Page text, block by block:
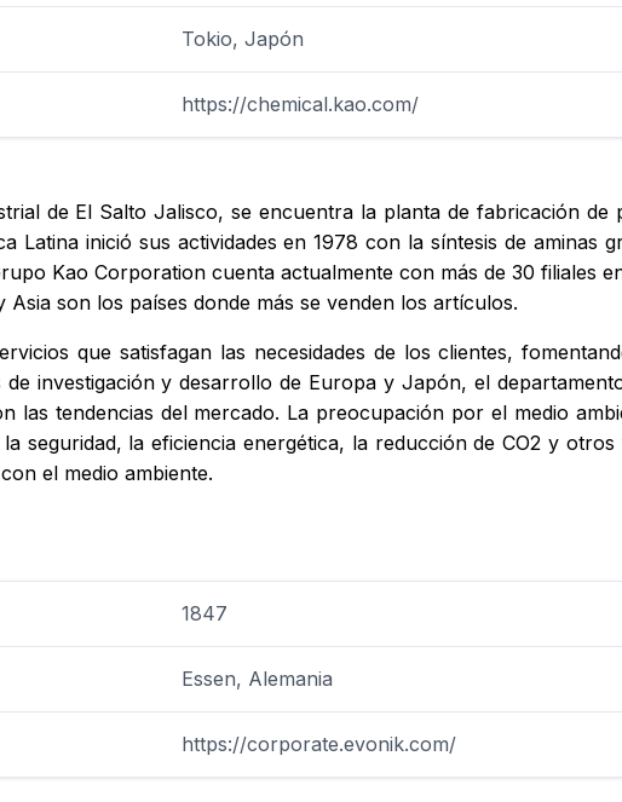
Tokio, Japón
https://chemical.kao.com/
de El Salto Jalisco, se encuentra la planta de fabricación de
Latina inició sus actividades en 1978 con la síntesis de aminas
Kao Corporation cuenta actualmente con más de 30 filiales
son los países donde más se venden los artículos.
que satisfagan las necesidades de los clientes,
investigación y desarrollo de Europa y Japón, el
tendencias del mercado. La preocupación por el medio
seguridad, la eficiencia energética, la reducción de CO2 y
el medio ambiente.
1847
Essen, Alemania
https://corporate.evonik.com/